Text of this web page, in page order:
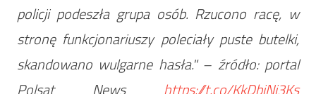
policji podeszła grupa osób. Rzucono racę, w
stronę funkcjonariuszy poleciały puste butelki,
skandowano wulgarne hasła." – źródło: portal
Polsat News https://t.co/KkDbjNj3Ks